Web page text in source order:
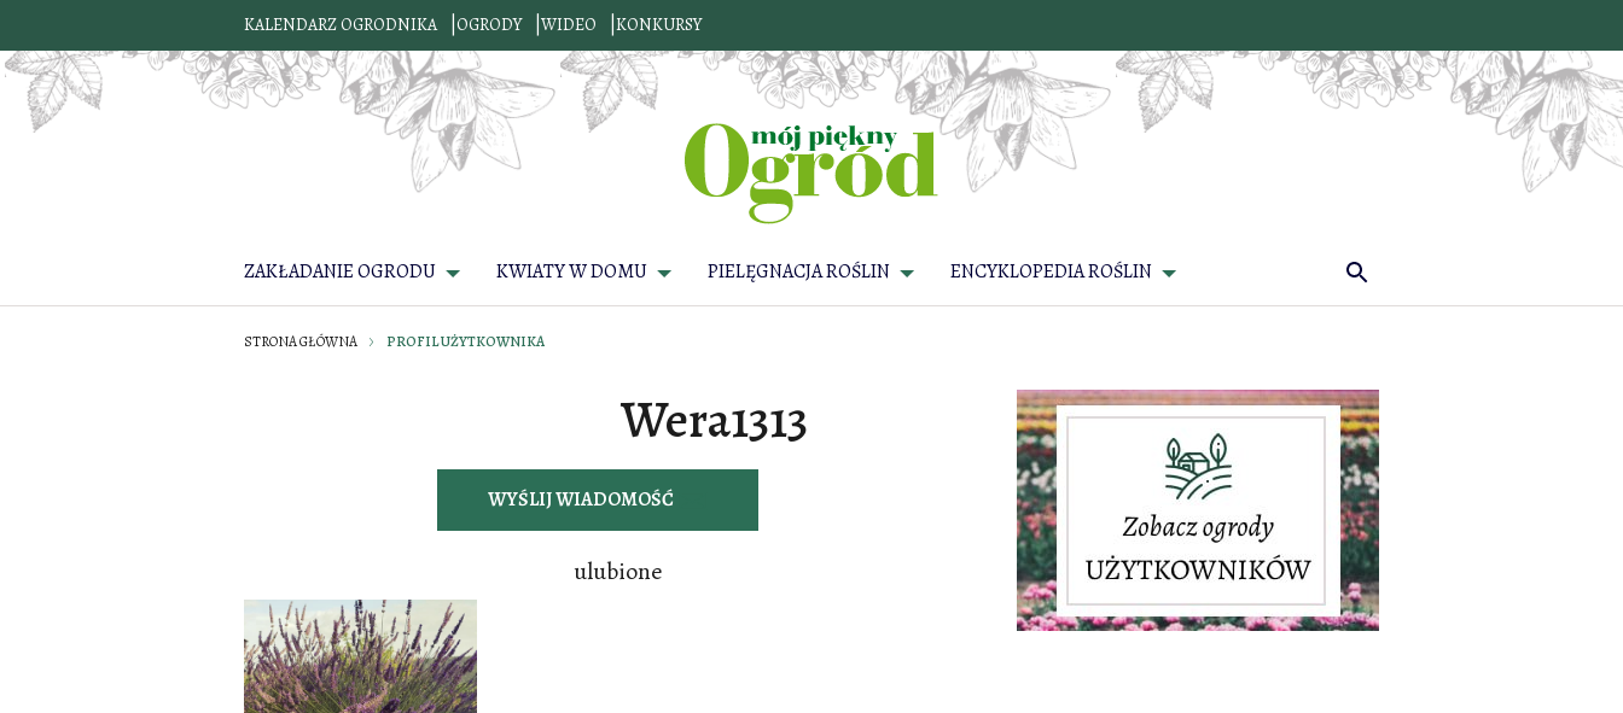
KALENDARZ OGRODNIKA OGRODY WIDEO KONKURSY
ZAKŁADANIE OGRODU KWIATY W DOMU PIELĘGNACJA ROŚLIN ENCYKLOPEDIA ROŚLIN
STRONA GŁÓWNA PROFIL UŻYTKOWNIKA
Wera1313
WYŚLIJ WIADOMOŚĆ
ulubione